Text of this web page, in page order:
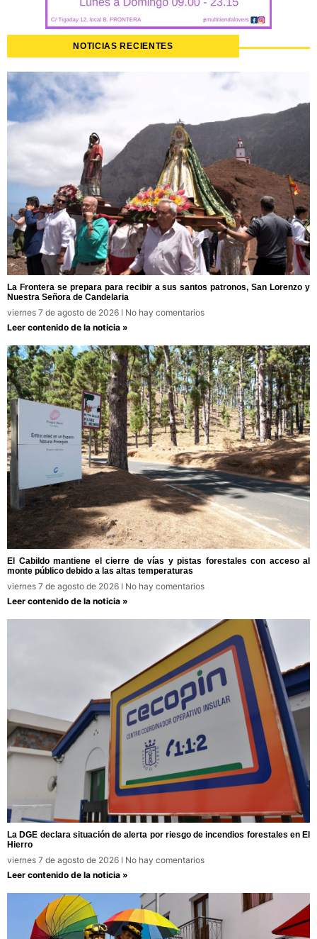
NOTICIAS RECIENTES
La Frontera se prepara para recibir a sus santos patronos, San Lorenzo y
Nuestra Señora de Candelaria
viernes 7 de agosto de 2026
No hay comentarios
Leer contenido de la noticia »
El Cabildo mantiene el cierre de vías y pistas forestales con acceso al
monte público debido a las altas temperaturas
viernes 7 de agosto de 2026
No hay comentarios
Leer contenido de la noticia »
La DGE declara situación de alerta por riesgo de incendios forestales en El
Hierro
viernes 7 de agosto de 2026
No hay comentarios
Leer contenido de la noticia »